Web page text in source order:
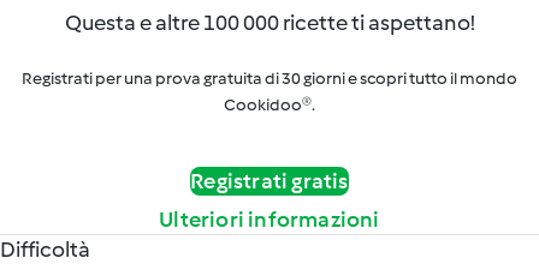
Questa e altre 100 000 ricette ti aspettano!
Registrati per una prova gratuita di 30 giorni e scopri tutto il mondo
Cookidoo®.
Registrati gratis
Ulteriori informazioni
Difficoltà